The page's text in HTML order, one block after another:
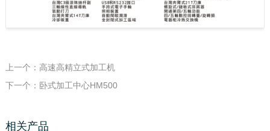
上一个：高速高精立式加工机
下一个：卧式加工中心HM500
相关产品